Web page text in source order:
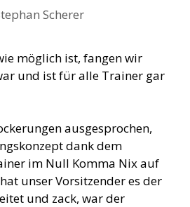
Scherer
möglich ist, fangen wir
und ist für alle Trainer gar
ausgesprochen,
dank dem
im Null Komma Nix auf
unser Vorsitzender es der
und zack, war der